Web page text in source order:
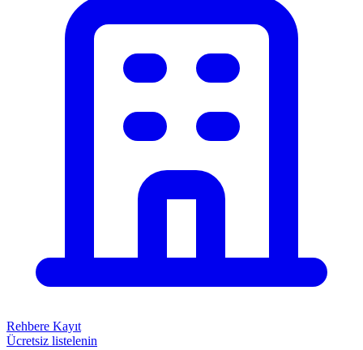
Rehbere Kayıt
Ücretsiz listelenin